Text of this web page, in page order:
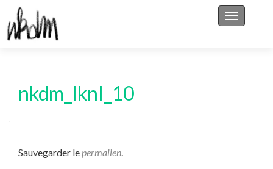
Afficher/
nkdm_lknl_10
Sauvegarder lepermalien.